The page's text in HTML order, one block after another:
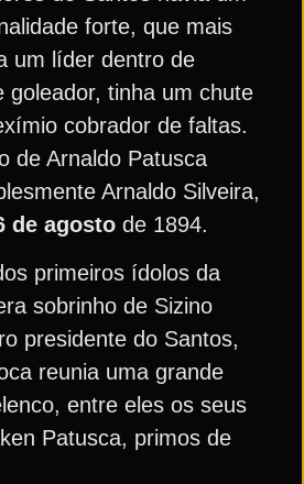
forte, que mais
um líder dentro de
goleador, tinha um chute
cobrador de faltas.
de Arnaldo Patusca
Arnaldo Silveira,
de agosto de 1894.
primeiros ídolos da
sobrinho de Sizino
presidente do Santos,
reunia uma grande
entre eles os seus
Patusca, primos de